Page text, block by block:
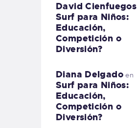
David Cienfuegos
Surf para Niños:
Educación,
Competición o
Diversión?
Diana Delgadoen
Surf para Niños:
Educación,
Competición o
Diversión?